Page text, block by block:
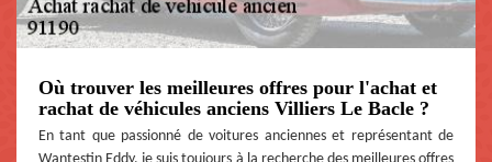
Où trouver les meilleures offres pour l'achat et
rachat de véhicules anciens Villiers Le Bacle ?
En tant que passionné de voitures anciennes et représentant de